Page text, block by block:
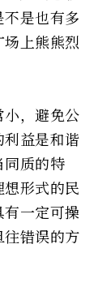
是也有多
上熊熊烈
，避免公
益是和谐
同质的特
形式的民
一定可操
错误的方